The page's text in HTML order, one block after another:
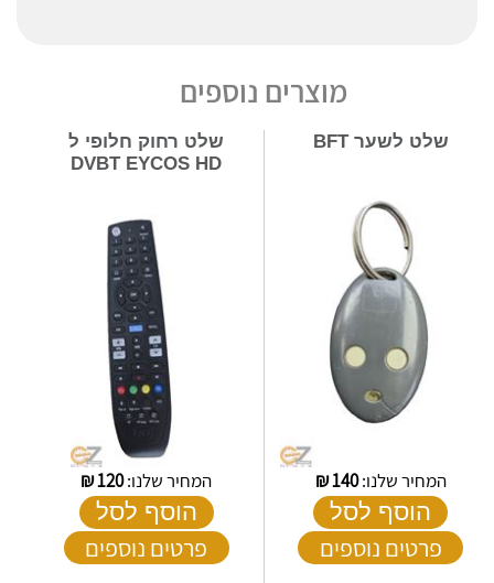
מוצרים נוספים
שלט לשער BFT
המחיר שלנו:140
₪
הוסף לסל
פרטים נוספים
שלט רחוק חלופי ל
DVBT EYCOS HD
המחיר שלנו:120
₪
הוסף לסל
פרטים נוספים